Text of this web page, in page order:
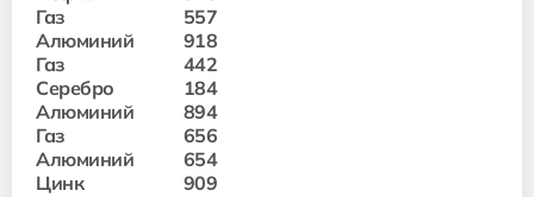
Газ
557
Алюминий
918
Газ
442
Серебро
184
Алюминий
894
Газ
656
Алюминий
654
Цинк
909